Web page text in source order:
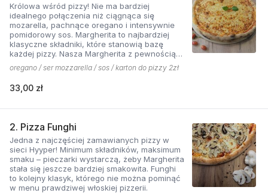
Królowa wśród pizzy! Nie ma bardziej
idealnego połączenia niż ciągnąca się
mozarella, pachnące oregano i intensywnie
pomidorowy sos. Margherita to najbardziej
klasyczne składniki, które stanowią bazę
każdej pizzy. Nasza Margherita z pewnością
nie ma sobie równych w okolicy!
oregano / ser mozzarella / sos / karton do pizzy 2zł
33,00 zł
2. Pizza Funghi
Jedna z najczęściej zamawianych pizzy w
sieci Hyyper! Minimum składników, maksimum
smaku – pieczarki wystarczą, żeby Margherita
stała się jeszcze bardziej smakowita. Funghi
to kolejny klasyk, którego nie można pominąć
w menu prawdziwej włoskiej pizzerii.